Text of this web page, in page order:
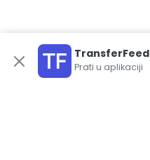
TransferFeed
Prati u aplikaciji